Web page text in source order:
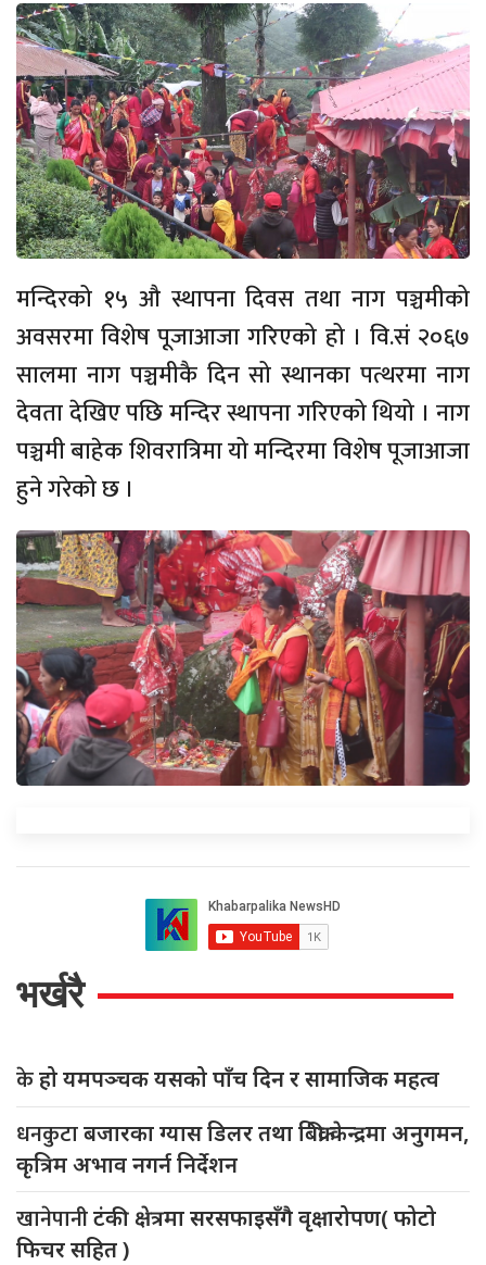
मन्दिरको १५ औ स्थापना दिवस तथा नाग पञ्चमीको
अवसरमा विशेष पूजाआजा गरिएको हो । वि.सं २०६७
सालमा नाग पञ्चमीकै दिन सो स्थानका पत्थरमा नाग
देवता देखिए पछि मन्दिर स्थापना गरिएको थियो । नाग
पञ्चमी बाहेक शिवरात्रिमा यो मन्दिरमा विशेष पूजाआजा
हुने गरेको छ ।
भर्खरै
केहो यमपञ्चक यसको पाँच दिन र सामाजिक महत्व
धनकुटाबजारका ग्यास डिलर तथा बिक्री केन्द्रमा अनुगमन,
कृत्रिम अभाव नगर्न निर्देशन
खानेपानीटंकी क्षेत्रमा सरसफाइसँगै वृक्षारोपण( फोटो
फिचर सहित )